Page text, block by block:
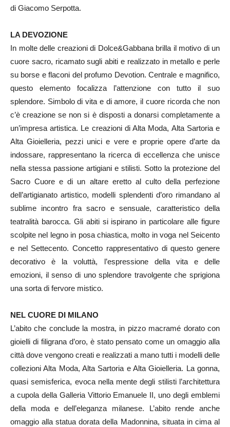
di Giacomo Serpotta.
LA DEVOZIONE
In molte delle creazioni di Dolce&Gabbana brilla il motivo di un
cuore sacro, ricamato sugli abiti e realizzato in metallo e perle
su borse e flaconi del profumo Devotion. Centrale e magnifico,
questo elemento focalizza l’attenzione con tutto il suo
splendore. Simbolo di vita e di amore, il cuore ricorda che non
c’è creazione se non si è disposti a donarsi completamente a
un’impresa artistica. Le creazioni di Alta Moda, Alta Sartoria e
Alta Gioielleria, pezzi unici e vere e proprie opere d’arte da
indossare, rappresentano la ricerca di eccellenza che unisce
nella stessa passione artigiani e stilisti. Sotto la protezione del
Sacro Cuore e di un altare eretto al culto della perfezione
dell’artigianato artistico, modelli splendenti d’oro rimandano al
sublime incontro fra sacro e sensuale, caratteristico della
teatralità barocca. Gli abiti si ispirano in particolare alle figure
scolpite nel legno in posa chiastica, molto in voga nel Seicento
e nel Settecento. Concetto rappresentativo di questo genere
decorativo è la voluttà, l’espressione della vita e delle
emozioni, il senso di uno splendore travolgente che sprigiona
una sorta di fervore mistico.
NEL CUORE DI MILANO
L’abito che conclude la mostra, in pizzo macramé dorato con
gioielli di filigrana d’oro, è stato pensato come un omaggio alla
città dove vengono creati e realizzati a mano tutti i modelli delle
collezioni Alta Moda, Alta Sartoria e Alta Gioielleria. La gonna,
quasi semisferica, evoca nella mente degli stilisti l’architettura
a cupola della Galleria Vittorio Emanuele II, uno degli emblemi
della moda e dell’eleganza milanese. L’abito rende anche
omaggio alla statua dorata della Madonnina, situata in cima al